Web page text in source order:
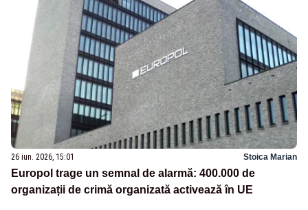
26 iun. 2026, 15:01 Stoica Marian
Europol trage un semnal de alarmă: 400.000 de
organizații de crimă organizată activează în UE